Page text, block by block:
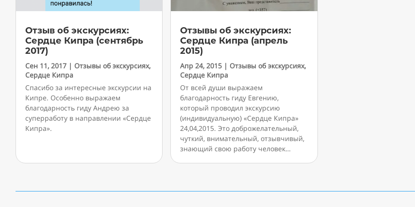
Отзыв об экскурсиях:
Сердце Кипра (сентябрь
2017)
Сен 11, 2017 | Отзывы об экскурсиях,
Сердце Кипра
Спасибо за интересные экскурсии на
Кипре. Особенно выражаем
благодарность гиду Андрею за
суперработу в направлении «Сердце
Кипра».
Отзывы об экскурсиях:
Сердце Кипра (апрель
2015)
Апр 24, 2015 | Отзывы об экскурсиях,
Сердце Кипра
От всей души выражаем
благодарность гиду Евгению,
который проводил экскурсию
(индивидуальную) «Сердце Кипра»
24,04,2015. Это доброжелательный,
чуткий, внимательный, отзывчивый,
знающий свою работу человек…